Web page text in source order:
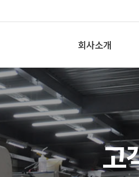
회사소개
인사말
고